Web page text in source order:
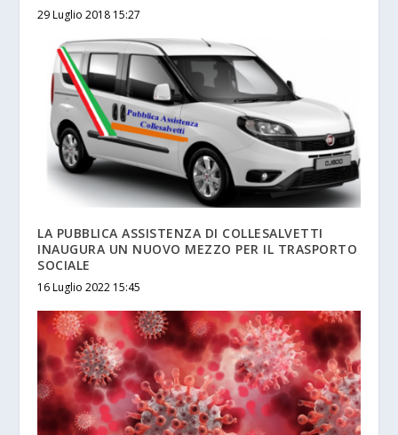
29 Luglio 2018 15:27
LA PUBBLICA ASSISTENZA DI COLLESALVETTI
INAUGURA UN NUOVO MEZZO PER IL TRASPORTO
SOCIALE
16 Luglio 2022 15:45